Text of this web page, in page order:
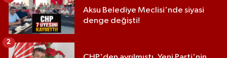
Aksu Belediye Meclisi'nde siyasi
denge değişti!
2